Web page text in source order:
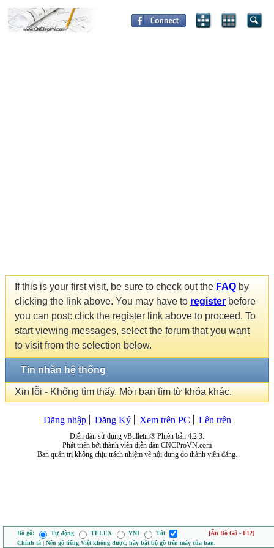
If this is your first visit, be sure to check out the FAQ by
clicking the link above. You may have to register before
you can post: click the register link above to proceed. To
start viewing messages, select the forum that you want
to visit from the selection below.
Tin nhắn hệ thống
Xin lỗi - Không tìm thấy. Mời bạn tìm từ khóa khác.
Đăng nhập Đăng Ký Xem trên PC Lên trên
Diễn đàn sử dụng vBulletin® Phiên bản 4.2.3.
Phát triển bởi thành viên diễn đàn CNCProVN.com
Ban quản trị không chịu trách nhiệm về nội dung do thành viên đăng.
Bộ gõ: Tự động TELEX VNI Tắt
[Ẩn Bộ Gõ - F12]
Chính tả | Nếu gõ tiếng Việt không được, hãy bật bộ gõ trên máy của bạn.